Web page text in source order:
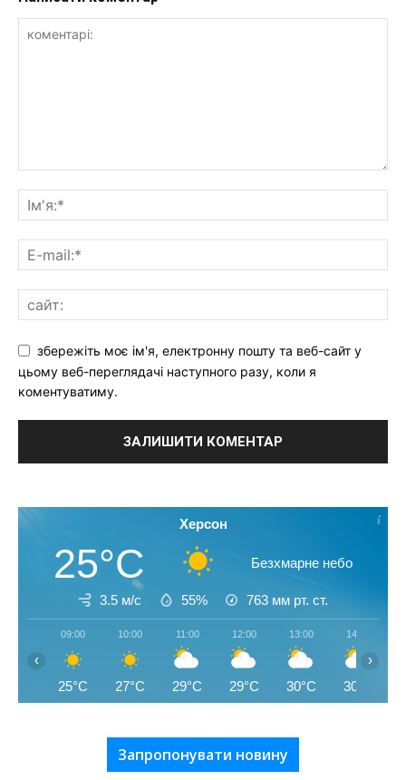
збережіть моє ім'я, електронну пошту та веб-сайт у
цьому веб-переглядачі наступного разу, коли я
коментуватиму.
Херсон
25°C Безхмарне небо
3.5 м/с 55% 763 мм рт. ст.
09:00
25°C
10:00
27°C
11:00
29°C
12:00
29°C
13:00
30°C
14:00
30°C
‹ ›
Запропонувати новину